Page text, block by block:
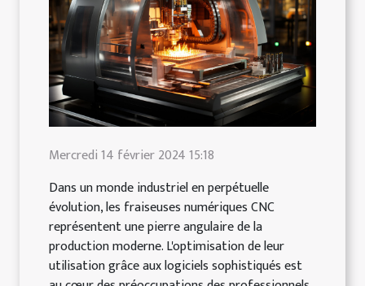
Mercredi 14 février 2024 15:18
Dans un monde industriel en perpétuelle
évolution, les fraiseuses numériques CNC
représentent une pierre angulaire de la
production moderne. L'optimisation de leur
utilisation grâce aux logiciels sophistiqués est